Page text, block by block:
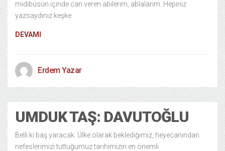
midibüsün içinde can veren abilerim, ablalarım. Hepiniz
yazsaydınız keşke.
DEVAMI
Erdem Yazar
UMDUK TAŞ: DAVUTOĞLU
Belli ki baş yaracak. Ülke olarak beklediğimiz, heyecanından
nefeslerimizi tuttuğumuz tarihimizin en önemli